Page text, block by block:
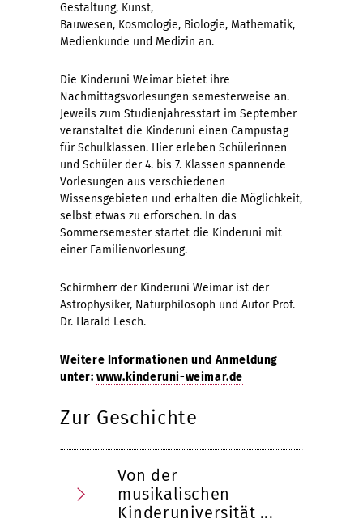
Gestaltung, Kunst,
Bauwesen, Kosmologie, Biologie, Mathematik,
Medienkunde und Medizin an.
Die Kinderuni Weimar bietet ihre
Nachmittagsvorlesungen semesterweise an.
Jeweils zum Studienjahresstart im September
veranstaltet die Kinderuni einen Campustag
für Schulklassen. Hier erleben Schülerinnen
und Schüler der 4. bis 7. Klassen spannende
Vorlesungen aus verschiedenen
Wissensgebieten und erhalten die Möglichkeit,
selbst etwas zu erforschen. In das
Sommersemester startet die Kinderuni mit
einer Familienvorlesung.
Schirmherr der Kinderuni Weimar ist der
Astrophysiker, Naturphilosoph und Autor Prof.
Dr. Harald Lesch.
Weitere Informationen und Anmeldung
unter:www.kinderuni-weimar.de
Zur Geschichte
Von der
musikalischen
Kinderuniversität ...